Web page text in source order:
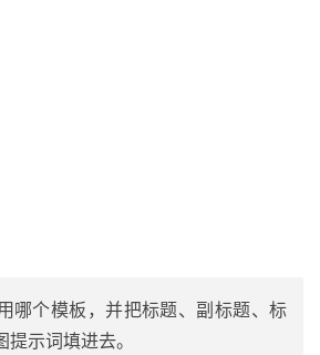
哪个模板，并把标题、副标题、标
示词填进去。